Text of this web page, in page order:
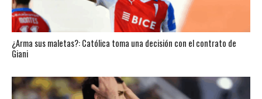
¿Arma sus maletas?: Católica toma una decisión con el contrato de
Giani